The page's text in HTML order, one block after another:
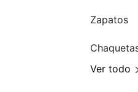
Zapatos
Ver todo